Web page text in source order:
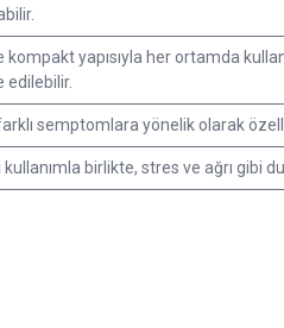
yapısıyla her ortamda
edilebilir.
semptomlara yönelik olarak
birlikte, stres ve ağrı gibi